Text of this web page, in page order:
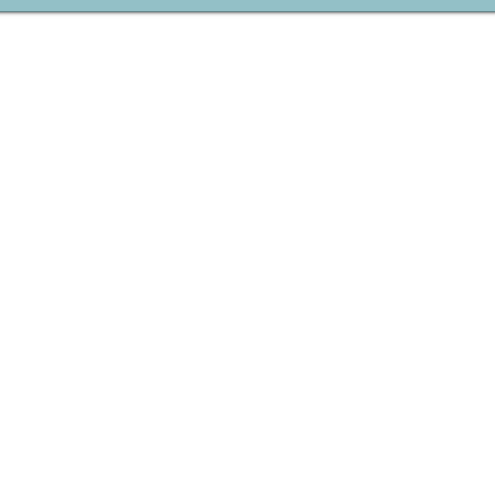
sur le Bassin d’Arcachon[:en]Ponant on the Arcachon